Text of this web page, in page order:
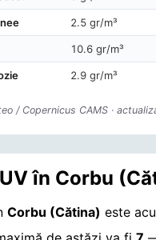
2.5 gr/m³
10.6 gr/m³
2.9 gr/m³
/ Copernicus CAMS ·
în Corbu
Corbu (Cătina) este